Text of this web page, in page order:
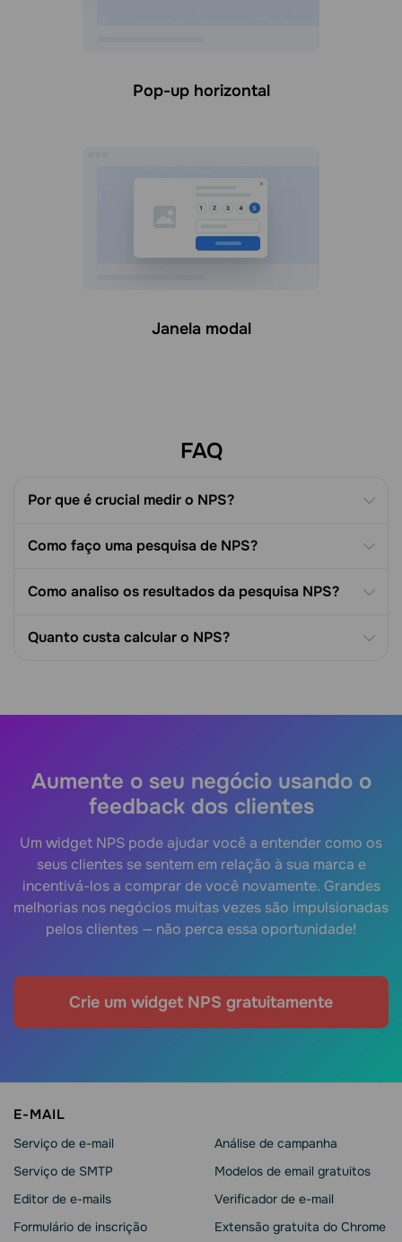
Pop-up horizontal
Janela modal
FAQ
Por que é crucial medir o NPS?
Como faço uma pesquisa de NPS?
Como analiso os resultados da pesquisa NPS?
Quanto custa calcular o NPS?
Aumente o seu negócio usando o
feedback dos clientes
Um widget NPS pode ajudar você a entender como os
seus clientes se sentem em relação à sua marca e
incentivá-los a comprar de você novamente. Grandes
melhorias nos negócios muitas vezes são impulsionadas
pelos clientes — não perca essa oportunidade!
Crie um widget NPS gratuitamente
E-MAIL
Serviço de e-mail
Serviço de SMTP
Editor de e-mails
Formulário de inscrição
Análise de campanha
Modelos de email gratuitos
Verificador de e-mail
Extensão gratuita do Chrome